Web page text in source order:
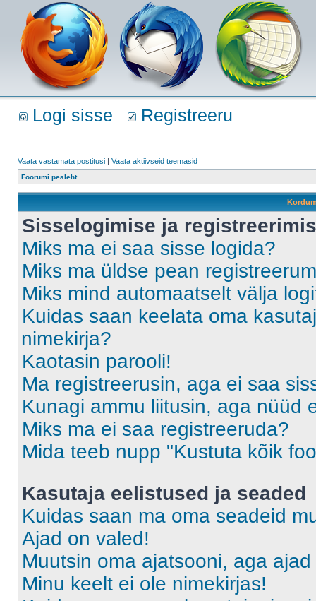
Logi sisse Registreeru
Vaata vastamata postitusi | Vaata aktiivseid teemasid
Foorumi pealeht
Sisselogimise ja
Miks ma ei saa sisse logida?
Miks ma üldse pean
Miks mind automaatselt välja
Kuidas saan keelata oma
nimekirja?
Kaotasin parooli!
Ma registreerusin, aga ei saa
Kunagi ammu liitusin, aga nüüd
Miks ma ei saa registreeruda?
Mida teeb nupp "Kustuta kõik
Kasutaja eelistused ja seaded
Kuidas saan ma oma seadeid
Ajad on valed!
Muutsin oma ajatsooni, aga
Minu keelt ei ole nimekirjas!